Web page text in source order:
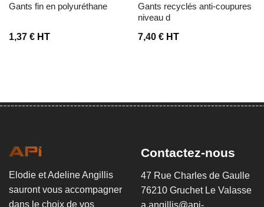
gants fin en polyuréthane
1,37 €HT
gants recyclés anti-coupures
niveau d
7,40 €HT
Elodie et Adeline Angillis
sauront vous accompagner
dans le choix de vos
Contactez-nous
47 Rue Charles de Gaulle
76210 Gruchet Le Valasse